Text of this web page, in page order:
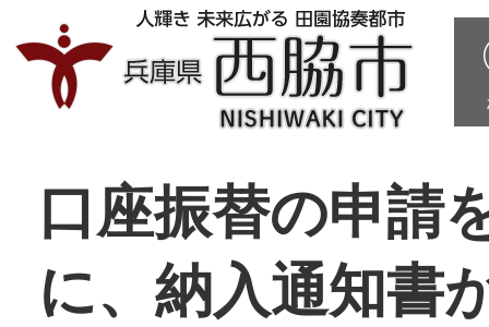
口座振替の申請
に、納入通知書